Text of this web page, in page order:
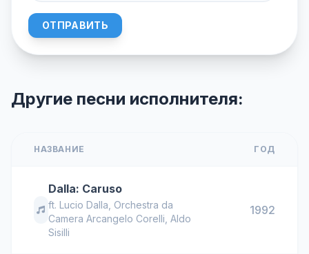
ОТПРАВИТЬ
Другие песни исполнителя:
НАЗВАНИЕ ГОД
Dalla: Caruso
ft. Lucio Dalla Orchestra da
Camera Arcangelo Corelli Aldo
Sisilli
1992